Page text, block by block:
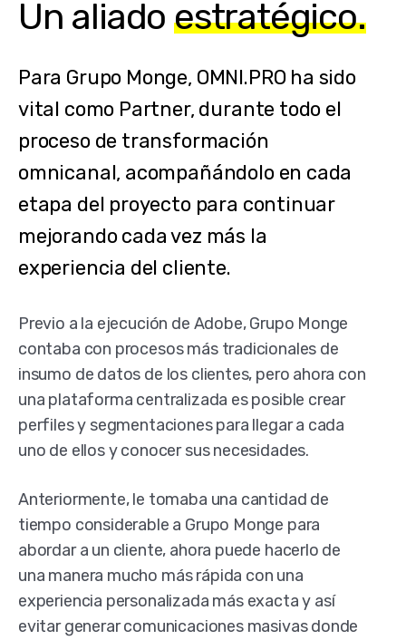
Un aliadoestratégico.
Para Grupo Monge, OMNI.PRO ha sido
vital como Partner, durante todo el
proceso de transformación
omnicanal, acompañándolo en cada
etapa del proyecto para continuar
mejorando cada vez más la
experiencia del cliente.
Previo a la ejecución de Adobe, Grupo Monge
contaba con procesos más tradicionales de
insumo de datos de los clientes, pero ahora con
una plataforma centralizada es posible crear
perfiles y segmentaciones para llegar a cada
uno de ellos y conocer sus necesidades.
Anteriormente, le tomaba una cantidad de
tiempo considerable a Grupo Monge para
abordar a un cliente, ahora puede hacerlo de
una manera mucho más rápida con una
experiencia personalizada más exacta y así
evitar generar comunicaciones masivas donde